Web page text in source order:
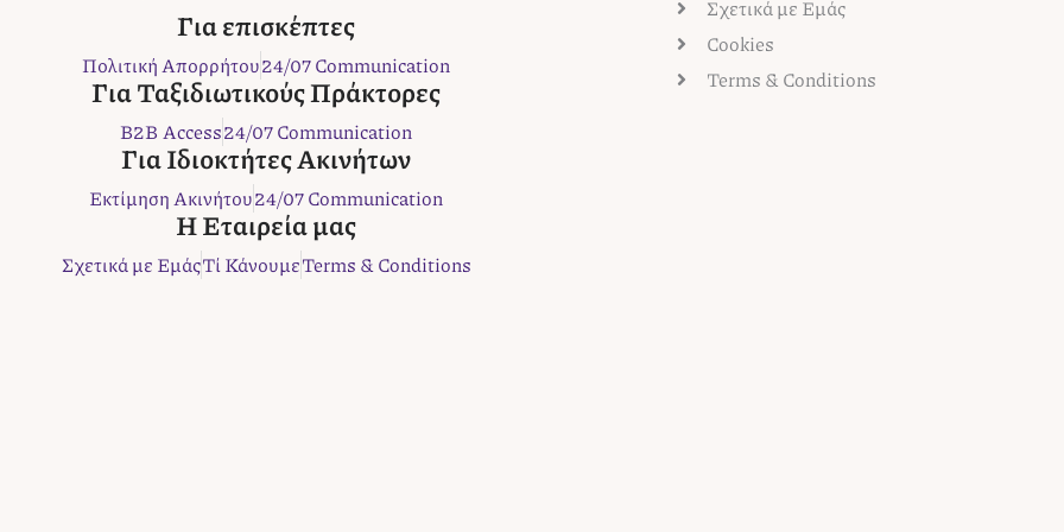
e
b
o
o
k
i
t
t
e
r
s
t
a
g
r
a
m
n
t
e
r
e
s
t
e
r
Για επισκέπτες
Πολιτική Απορρήτου24/07 Communication
Για Ταξιδιωτικούς Πράκτορες
B2B Access24/07 Communication
Για Ιδιοκτήτες Ακινήτων
Εκτίμηση Ακινήτου24/07 Communication
Η Εταιρεία μας
Σχετικά με ΕμάςΤί ΚάνουμεTerms & Conditions
Σχετικά με Εμάς
Cookies
Terms & Conditions